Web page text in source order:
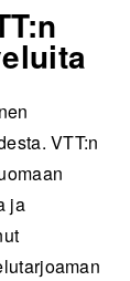
VTT:n
ja